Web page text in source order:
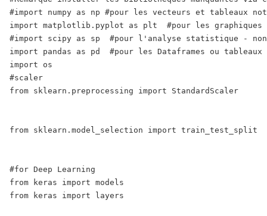
#import numpy as np #pour les vecteurs et tableaux
import matplotlib.pyplot as plt  #pour les graphiques
#import scipy as sp  #pour l'analyse statistique -
import pandas as pd  #pour les Dataframes ou tableaux
import os
#scaler
from sklearn.preprocessing import StandardScaler
from sklearn.model_selection import train_test_split
#for Deep Learning
from keras import models
from keras import layers